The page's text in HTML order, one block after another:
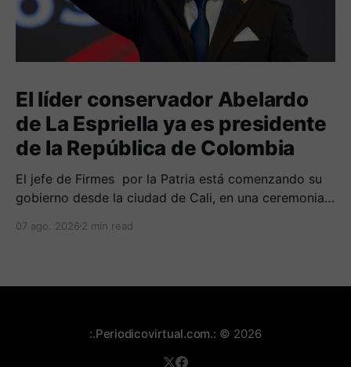
El líder conservador Abelardo
de La Espriella ya es presidente
de la República de Colombia
El jefe de Firmes por la Patria está comenzando su
gobierno desde la ciudad de Cali, en una ceremonia
gobiernos conservadores.
07 ago. 2026 2 min read
:.Periodicovirtual.com.: © 2026